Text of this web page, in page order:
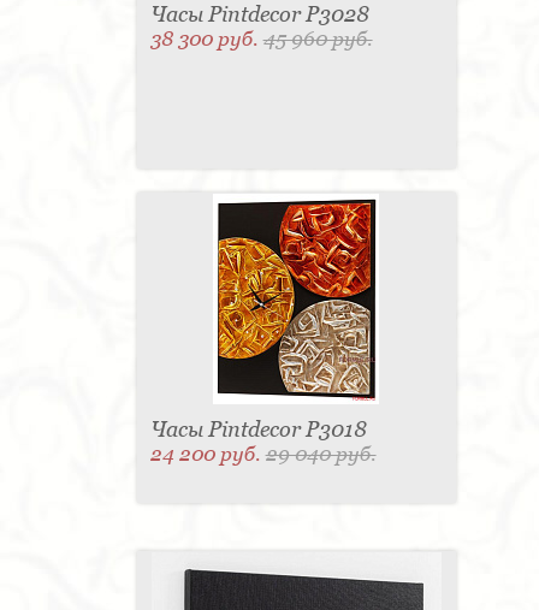
Часы Pintdecor P3028
38 300 руб.45 960 руб.
Часы Pintdecor P3018
24 200 руб.29 040 руб.